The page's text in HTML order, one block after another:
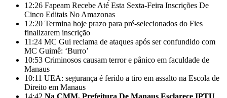
12:26 Fapeam Recebe Até Esta Sexta-Feira Inscrições De
Cinco Editais No Amazonas
12:20 Termina hoje prazo para pré-selecionados do Fies
finalizarem inscrição
11:24 MC Gui reclama de ataques após ser confundido com
MC Guimê: ‘Burro’
10:53 Criminosos causam terror e pânico em faculdade de
Manaus
10:11 UEA: segurança é ferido a tiro em assalto na Escola de
Direito em Manaus
14:42 Na CMM, Prefeitura De Manaus Esclarece IPTU